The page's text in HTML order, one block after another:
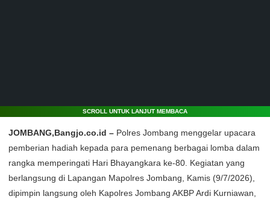
SCROLL UNTUK LANJUT MEMBACA
JOMBANG,Bangjo.co.id – Polres Jombang menggelar upacara
pemberian hadiah kepada para pemenang berbagai lomba dalam
rangka memperingati Hari Bhayangkara ke-80. Kegiatan yang
berlangsung di Lapangan Mapolres Jombang, Kamis (9/7/2026),
dipimpin langsung oleh Kapolres Jombang AKBP Ardi Kurniawan,